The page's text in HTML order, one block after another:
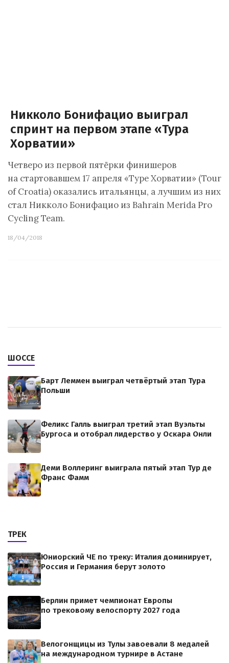
Никколо Бонифацио выиграл
спринт на первом этапе «Тура
Хорватии»
Четверо из первой пятёрки финишеров
на стартовавшем 17 апреля «Туре Хорватии» (Tour
of Croatia) оказались итальянцы, а лучшим из них
стал Никколо Бонифацио из Bahrain Merida Pro
Cycling Team.
18/04/2018
ШОССЕ
Барт Леммен выиграл четвёртый этап Тура
Польши
Феликс Галль выиграл третий этап Вуэльты
Бургоса и отобрал лидерство у Оскара Онли
Деми Воллеринг выиграла пятый этап Тур де
Франс Фамм
ТРЕК
Юниорский ЧЕ по треку: Италия доминирует,
Россия и Германия берут золото
Берлин примет чемпионат Европы
по трековому велоспорту 2027 года
Велогонщицы из Тулы завоевали 8 медалей
на международном турнире в Астане